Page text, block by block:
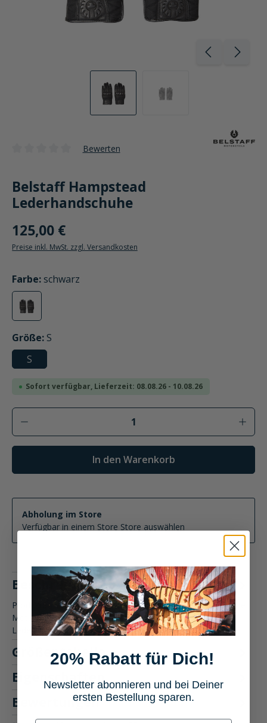
Bewerten
Belstaff Hampstead
Lederhandschuhe
125,00 €
Preise inkl. MwSt. zzgl. Versandkosten
Farbe
auswählen
: schwarz
schwarz
Größe
auswählen
: S
S
Sofort verfügbar, Lieferzeit: 08.08.26 - 10.08.26
Produkt Anzahl: Gib den gewünschten
In den Warenkorb
Abholung im Store
Verfügbar in einem Store Store auswählen
Beschreibung
Produktbeschreibung: Belstaff Hampstead Lederhandschuhe
Motorradbekleidung Die Belstaff Hampstead
Lederhandschuhe vereinen…Mehr
Größentabelle
Eigenschaften
Bewertungen
20% Rabatt für Dich!
Newsletter abonnieren und bei Deiner
ersten Bestellung sparen.